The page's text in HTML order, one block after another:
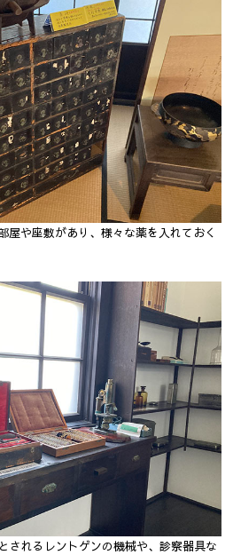
屋や座敷があり、様々な薬を入れておく
されるレントゲンの機械や、診察器具な